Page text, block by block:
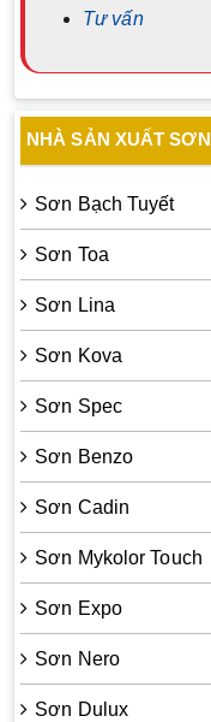
Tư vấn
NHÀ SẢN XUẤT SƠN
Sơn Bạch Tuyết
Sơn Toa
Sơn Lina
Sơn Kova
Sơn Spec
Sơn Benzo
Sơn Cadin
Sơn Mykolor Touch
Sơn Expo
Sơn Nero
Sơn Dulux